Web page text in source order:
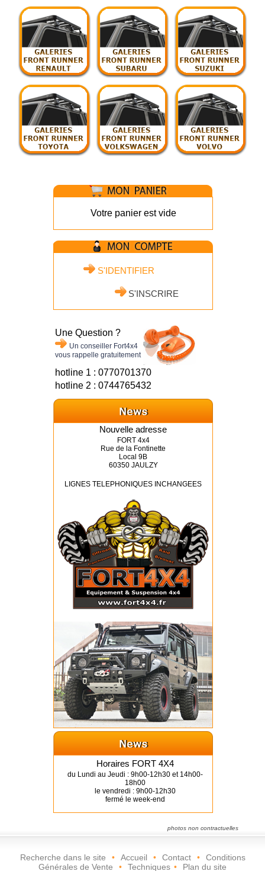
Votre panier est vide
S'IDENTIFIER
S'INSCRIRE
Une Question ?
Un conseiller Fort4x4
vous rappelle gratuitement
hotline 1 : 0770701370
hotline 2 : 0744765432
Nouvelle adresse
FORT 4x4
Rue de la Fontinette
Local 9B
60350 JAULZY
LIGNES TELEPHONIQUES INCHANGEES
Horaires FORT 4X4
du Lundi au Jeudi : 9h00-12h30 et 14h00-
18h00
le vendredi : 9h00-12h30
fermé le week-end
photos non contractuelles
Recherche dans le site • Accueil • Contact •
Conditions
Générales de Vente
• Techniques • Plan du site